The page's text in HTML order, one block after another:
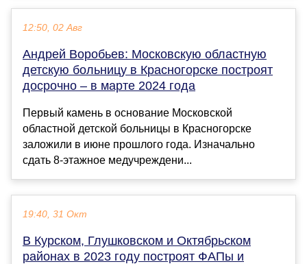
12:50, 02 Авг
Андрей Воробьев: Московскую областную
детскую больницу в Красногорске построят
досрочно – в марте 2024 года
Первый камень в основание Московской
областной детской больницы в Красногорске
заложили в июне прошлого года. Изначально
сдать 8-этажное медучреждени...
19:40, 31 Окт
В Курском, Глушковском и Октябрьском
районах в 2023 году построят ФАПы и